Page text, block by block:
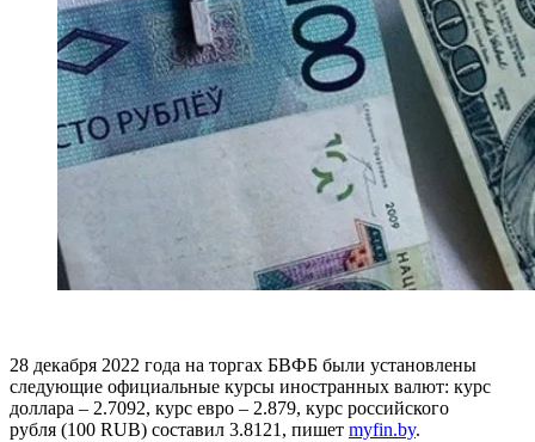
28 декабря 2022 года на торгах БВФБ были установлены
следующие официальные курсы иностранных валют: курс
доллара – 2.7092, курс евро – 2.879, курс российского
рубля (100 RUB) составил 3.8121, пишет myfin.by.